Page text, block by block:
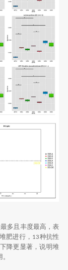
多且丰度最高，表
肥进行， 13种抗性
降更显著，说明堆